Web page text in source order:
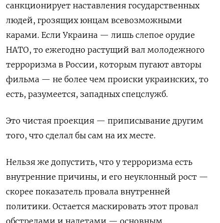
санкционирует наставления государственных
людей, грозящих юнцам всевозможными
карами. Если Украина — лишь слепое орудие
НАТО, то ежегодно растущий вал молодежного
терроризма в России, которым пугают авторы
фильма — не более чем происки украинских, то
есть, разумеется, западных спецслужб.
Это чистая проекция — приписывание другим
того, что сделал бы сам на их месте.
Нельзя же допустить, что у терроризма есть
внутренние причины, и его неуклонный рост —
скорее показатель провала внутренней
политики. Остается маскировать этот провал